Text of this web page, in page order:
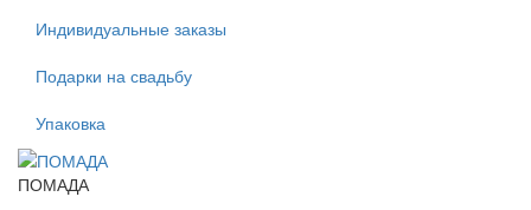
Индивидуальные заказы
Подарки на свадьбу
Упаковка
ПОМАДА